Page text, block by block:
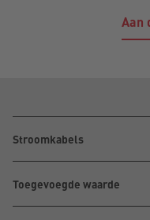
Aan
Stroomkabels
Toegevoegde waarde